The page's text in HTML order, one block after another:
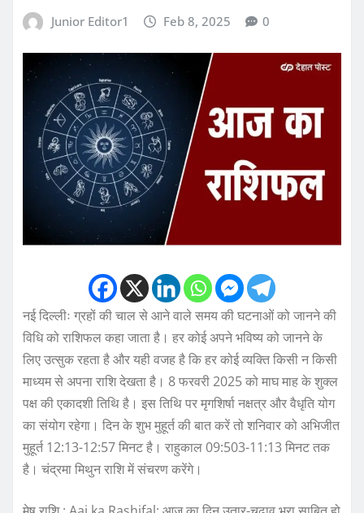
Junior Editor1 Feb 8, 2025 0
नई दिल्लीः ग्रहों की चाल से आने वाले समय की घटनाओं को जानने की
विधि को राशिफल कहा जाता है। हर कोई अपने भविष्य को जानने के
लिए उत्सुक रहता है और यही वजह है कि हर कोई व्यक्ति किसी न किसी
माध्यम से अपना राशि देखता है। 8 फरवरी 2025 को माघ माह के शुक्ल
पक्ष की एकादशी तिथि है। इस तिथि पर मृगशिर्षा नक्षत्र और वैधृति योग
का संयोग रहेगा। दिन के शुभ मुहूर्त की बात करें तो शनिवार को अभिजीत
मुहूर्त 12:13-12:57 मिनट है। राहुकाल 09:503-11:13 मिनट तक
है। चंद्रमा मिथुन राशि में संचरण करेंगे।